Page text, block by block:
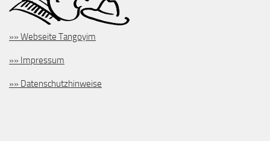
»» Webseite Tangoyim
»» Impressum
»» Datenschutzhinweise